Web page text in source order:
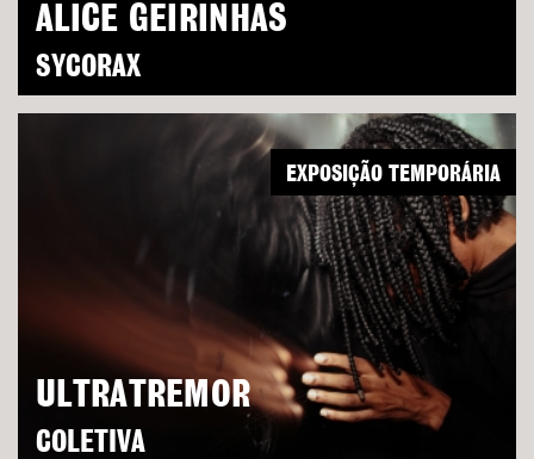
ALICE GEIRINHAS
SYCORAX
ULTRATREMOR
COLETIVA
EXPOSIÇÃO TEMPORÁRIA